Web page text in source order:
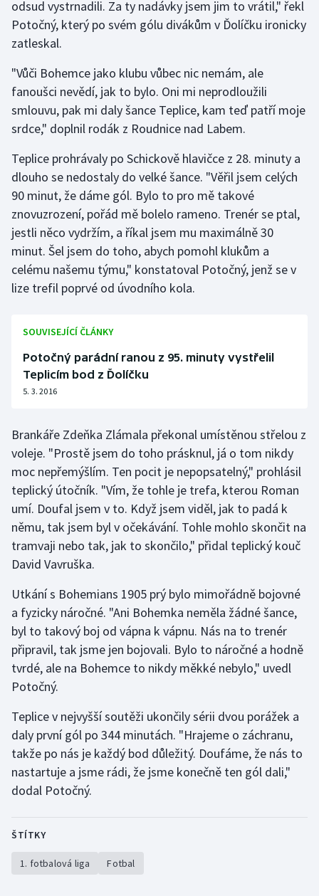
Golf
Gymnastika
Házená
Jezdectví
Judo
Krasobruslení
Lezení
Lyže a snowboard
Motorsport
Olympijské hry
Plavání
Plážový volejbal
Ragby
Rychlobruslení
Short track
Sportovní střelba
Stolní tenis
Triatlon
Veslování
Vodní slalom
odsud vystrnadili. Za ty nadávky jsem jim to vrátil," řekl
Potočný, který po svém gólu divákům v Ďolíčku ironicky
zatleskal.
"Vůči Bohemce jako klubu vůbec nic nemám, ale
fanoušci nevědí, jak to bylo. Oni mi neprodloužili
smlouvu, pak mi daly šance Teplice, kam teď patří moje
srdce," doplnil rodák z Roudnice nad Labem.
Teplice prohrávaly po Schickově hlavičce z 28. minuty a
dlouho se nedostaly do velké šance. "Věřil jsem celých
90 minut, že dáme gól. Bylo to pro mě takové
znovuzrození, pořád mě bolelo rameno. Trenér se ptal,
jestli něco vydržím, a říkal jsem mu maximálně 30
minut. Šel jsem do toho, abych pomohl klukům a
celému našemu týmu," konstatoval Potočný, jenž se v
lize trefil poprvé od úvodního kola.
SOUVISEJÍCÍ ČLÁNKY
Potočný parádní ranou z 95. minuty vystřelil
Teplicím bod z Ďolíčku
5. 3. 2016
Brankáře Zdeňka Zlámala překonal umístěnou střelou z
voleje. "Prostě jsem do toho prásknul, já o tom nikdy
moc nepřemýšlím. Ten pocit je nepopsatelný," prohlásil
teplický útočník. "Vím, že tohle je trefa, kterou Roman
umí. Doufal jsem v to. Když jsem viděl, jak to padá k
němu, tak jsem byl v očekávání. Tohle mohlo skončit na
tramvaji nebo tak, jak to skončilo," přidal teplický kouč
David Vavruška.
Utkání s Bohemians 1905 prý bylo mimořádně bojovné
a fyzicky náročné. "Ani Bohemka neměla žádné šance,
byl to takový boj od vápna k vápnu. Nás na to trenér
připravil, tak jsme jen bojovali. Bylo to náročné a hodně
tvrdé, ale na Bohemce to nikdy měkké nebylo," uvedl
Potočný.
Teplice v nejvyšší soutěži ukončily sérii dvou porážek a
daly první gól po 344 minutách. "Hrajeme o záchranu,
takže po nás je každý bod důležitý. Doufáme, že nás to
nastartuje a jsme rádi, že jsme konečně ten gól dali,"
dodal Potočný.
ŠTÍTKY
1. fotbalová liga Fotbal